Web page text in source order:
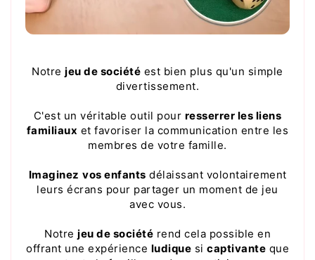
Notrejeu de société est bien plus qu'un simple
divertissement.
C'est un véritable outil pour resserrer les liens
familiaux et favoriser la communication entre les
membres de votre famille.
Imaginez vos enfants délaissant volontairement
leurs écrans pour partager un moment de jeu
avec vous.
Notre jeu de société rend cela possible en
offrant une expérience ludique si captivante que